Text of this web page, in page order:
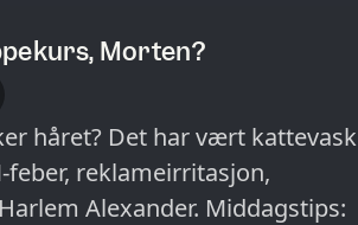
Morten?
håret? Det har vært kattevask
feber, reklameirritasjon,
Alexander. Middagstips: